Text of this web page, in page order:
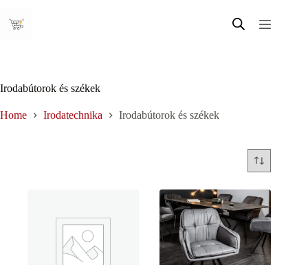
content
Irodabútorok és székek
Home Irodatechnika Irodabútorok és székek